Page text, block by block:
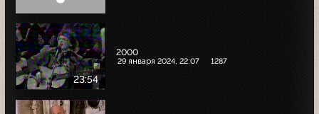
23:54
2000
29 января 2024, 22:07 1287